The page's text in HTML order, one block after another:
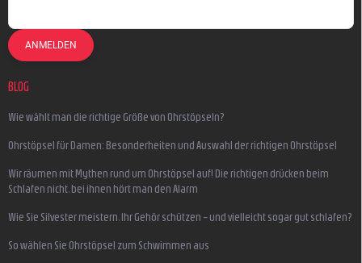
ANMELDEN
BLOG
Wie wählt man die richtige Größe von Ohrstöpseln?
Ohrstöpsel für Damen: Besonderheiten und Auswahl der richtigen Ohrstöpsel
Wir räumen mit Mythen rund um Ohrstöpsel auf! Die richtigen drücken beim
Schlafen nicht, bei ihnen hört man den Alarm
Wie Sie Silvester meistern, Ihr Gehör schützen – und vielleicht sogar gut schlafen?
So wählen Sie Ohrstöpsel zum Schwimmen aus